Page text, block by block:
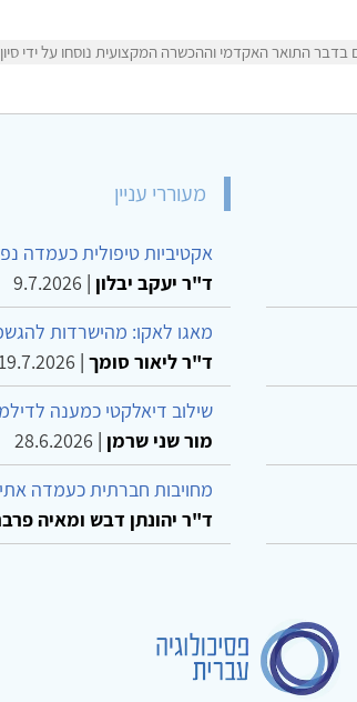
התואר האקדמי וההכשרה המקצועית נוסחו על ידי
מעוררי עניין
אקטיביות טיפולית כעמדה
ד"ר יעקב יבלון |
9.7.2026
מאגו לאקו: מהישרדות
ד"ר ליאור סומך |
שילוב דיאלקטי כמענה
מור שני שרמן |
28.6.2026
מחויבות חברתית כעמדה
ד"ר יהונתן דבש ומאיה